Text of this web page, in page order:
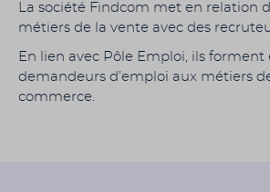
La société Findcom met en relation
métiers de la vente avec des
En lien avec Pôle Emploi, ils
demandeurs d’emploi aux métiers
commerce.